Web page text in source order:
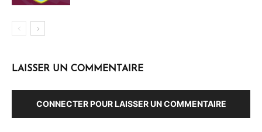
LAISSER UN COMMENTAIRE
CONNECTER POUR LAISSER UN COMMENTAIRE